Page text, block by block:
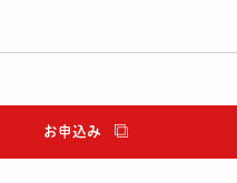
お申込み